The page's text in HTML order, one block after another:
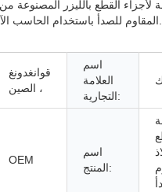
القطع بالليزر المصنوعة من
قوانغدونغ
، الصين
اسم
العلامة
التجارية:
OEM
اسم
المنتج: